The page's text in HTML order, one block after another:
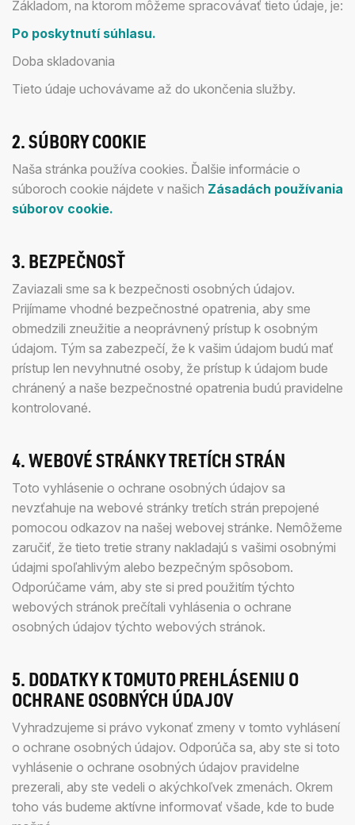
Základom, na ktorom môžeme spracovávať tieto údaje, je:
Po poskytnutí súhlasu.
Doba skladovania
Tieto údaje uchovávame až do ukončenia služby.
2. SÚBORY COOKIE
Naša stránka používa cookies. Ďalšie informácie o
súboroch cookie nájdete v našich Zásadách používania
súborov cookie.
3. BEZPEČNOSŤ
Zaviazali sme sa k bezpečnosti osobných údajov.
Prijímame vhodné bezpečnostné opatrenia, aby sme
obmedzili zneužitie a neoprávnený prístup k osobným
údajom. Tým sa zabezpečí, že k vašim údajom budú mať
prístup len nevyhnutné osoby, že prístup k údajom bude
chránený a naše bezpečnostné opatrenia budú pravidelne
kontrolované.
4. WEBOVÉ STRÁNKY TRETÍCH STRÁN
Toto vyhlásenie o ochrane osobných údajov sa
nevzťahuje na webové stránky tretích strán prepojené
pomocou odkazov na našej webovej stránke. Nemôžeme
zaručiť, že tieto tretie strany nakladajú s vašimi osobnými
údajmi spoľahlivým alebo bezpečným spôsobom.
Odporúčame vám, aby ste si pred použitím týchto
webových stránok prečítali vyhlásenia o ochrane
osobných údajov týchto webových stránok.
5. DODATKY K TOMUTO PREHLÁSENIU O
OCHRANE OSOBNÝCH ÚDAJOV
Vyhradzujeme si právo vykonať zmeny v tomto vyhlásení
o ochrane osobných údajov. Odporúča sa, aby ste si toto
vyhlásenie o ochrane osobných údajov pravidelne
prezerali, aby ste vedeli o akýchkoľvek zmenách. Okrem
toho vás budeme aktívne informovať všade, kde to bude